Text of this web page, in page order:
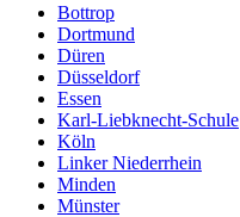
Bottrop
Dortmund
Düren
Düsseldorf
Essen
Karl-Liebknecht-Schule
Köln
Linker Niederrhein
Minden
Münster